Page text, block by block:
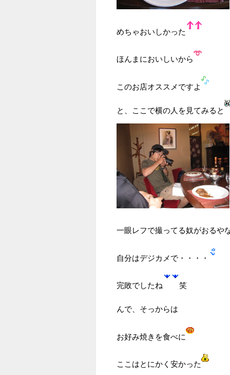
めちゃおいしかった
ほんまにおいしいから
このお店オススメですよ
と、ここで横の人を見てみると
一眼レフで撮ってる奴がおるや
自分はデジカメで・・・・
完敗でしたね 笑
んで、そっからは
お好み焼きを食べに
ここはとにかく安かった